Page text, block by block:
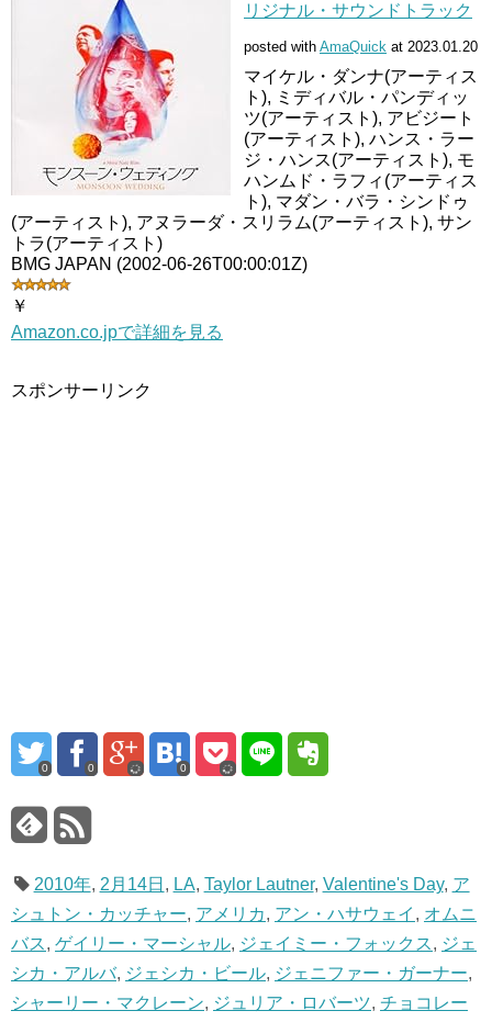
リジナル・サウンドトラック
posted with AmaQuick at 2023.01.20
マイケル・ダンナ(アーティス
ト), ミディバル・パンディッ
ツ(アーティスト), アビジート
(アーティスト), ハンス・ラー
ジ・ハンス(アーティスト), モ
ハンムド・ラフィ(アーティス
ト), マダン・バラ・シンドゥ
(アーティスト), アヌラーダ・スリラム(アーティスト), サン
トラ(アーティスト)
BMG JAPAN (2002-06-26T00:00:01Z)
￥
Amazon.co.jpで詳細を見る
スポンサーリンク
0 0 0
2010年, 2月14日 , LA, Taylor Lautner, Valentine's Day, ア
シュトン・カッチャー, アメリカ, アン・ハサウェイ , オムニ
バス, ゲイリー・マーシャル, ジェイミー・フォックス, ジェ
シカ・アルバ, ジェシカ・ビール, ジェニファー・ガーナー,
シャーリー・マクレーン, ジュリア・ロバーツ, チョコレー